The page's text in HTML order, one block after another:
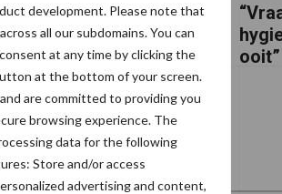
development. Please note that
all our subdomains. You can
at any time by clicking the
at the bottom of your screen.
are committed to providing you
browsing experience. The
data for the following
Store and/or access
advertising and content,
voor een langere
ooit”
Wet en regelgeving